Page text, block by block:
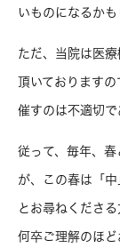
いものになるかも
ただ、当院は医
頂いております
催すのは不適切で
従って、毎年、
が、この春は「
とお尋ねくださ
何卒ご理解のほど